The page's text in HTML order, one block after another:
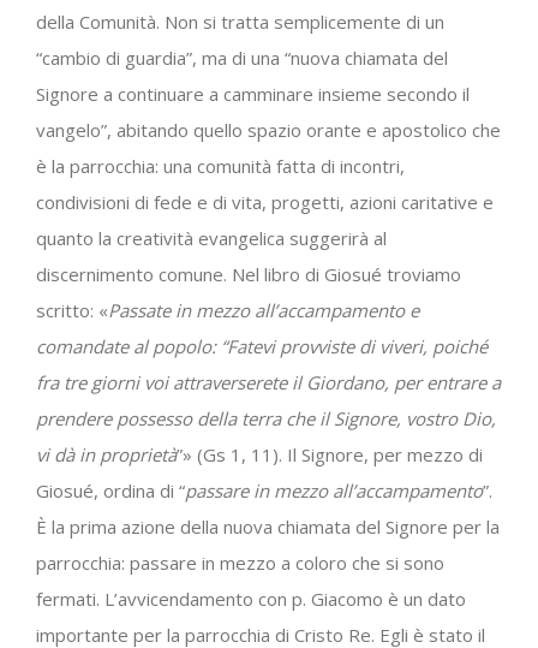
della Comunità. Non si tratta semplicemente di un
“cambio di guardia”, ma di una “nuova chiamata del
Signore a continuare a camminare insieme secondo il
vangelo”, abitando quello spazio orante e apostolico che
è la parrocchia: una comunità fatta di incontri,
condivisioni di fede e di vita, progetti, azioni caritative e
quanto la creatività evangelica suggerirà al
discernimento comune. Nel libro di Giosué troviamo
scritto: «Passate in mezzo all’accampamento e
comandate al popolo: “Fatevi provviste di viveri, poiché
fra tre giorni voi attraverserete il Giordano, per entrare a
prendere possesso della terra che il Signore, vostro Dio,
vi dà in proprietà”» (Gs 1, 11). Il Signore, per mezzo di
Giosué, ordina di “passare in mezzo all’accampamento”.
È la prima azione della nuova chiamata del Signore per la
parrocchia: passare in mezzo a coloro che si sono
fermati. L’avvicendamento con p. Giacomo è un dato
importante per la parrocchia di Cristo Re. Egli è stato il